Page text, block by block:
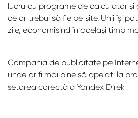
lucru cu programe de calculator și
ce ar trebui să fie pe site. Unii își
zile, economisind în același timp
Compania de publicitate pe
unde ar fi mai bine să apelați la
setarea corectă a Yandex Direk